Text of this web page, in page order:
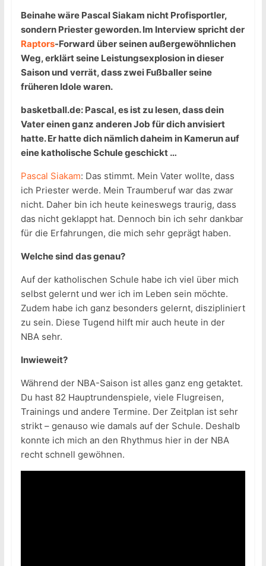
Beinahe wäre Pascal Siakam nicht Profisportler,
sondern Priester geworden. Im Interview spricht der
Raptors-Forward über seinen außergewöhnlichen
Weg, erklärt seine Leistungsexplosion in dieser
Saison und verrät, dass zwei Fußballer seine
früheren Idole waren.
basketball.de: Pascal, es ist zu lesen, dass dein
Vater einen ganz anderen Job für dich anvisiert
hatte. Er hatte dich nämlich daheim in Kamerun auf
eine katholische Schule geschickt …
Pascal Siakam: Das stimmt. Mein Vater wollte, dass
ich Priester werde. Mein Traumberuf war das zwar
nicht. Daher bin ich heute keineswegs traurig, dass
das nicht geklappt hat. Dennoch bin ich sehr dankbar
für die Erfahrungen, die mich sehr geprägt haben.
Welche sind das genau?
Auf der katholischen Schule habe ich viel über mich
selbst gelernt und wer ich im Leben sein möchte.
Zudem habe ich ganz besonders gelernt, diszipliniert
zu sein. Diese Tugend hilft mir auch heute in der
NBA sehr.
Inwieweit?
Während der NBA-Saison ist alles ganz eng getaktet.
Du hast 82 Hauptrundenspiele, viele Flugreisen,
Trainings und andere Termine. Der Zeitplan ist sehr
strikt – genauso wie damals auf der Schule. Deshalb
konnte ich mich an den Rhythmus hier in der NBA
recht schnell gewöhnen.